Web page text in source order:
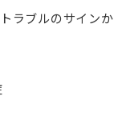
ラブルのサインか